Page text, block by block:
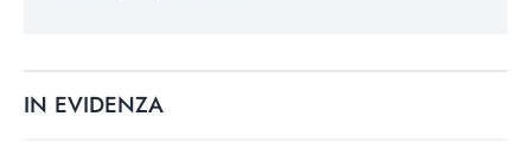
IN EVIDENZA